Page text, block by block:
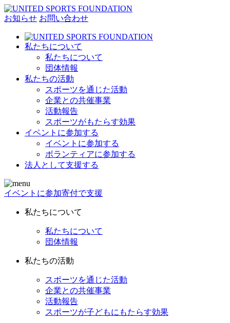
お知らせ お問い合わせ
私たちについて
私たちについて
団体情報
私たちの活動
スポーツを通じた活動
企業との共催事業
活動報告
スポーツがもたらす効果
イベントに参加する
イベントに参加する
ボランティアに参加する
法人として支援する
イベントに参加寄付で支援
私たちについて
私たちについて
団体情報
私たちの活動
スポーツを通じた活動
企業との共催事業
活動報告
スポーツが子どもにもたらす効果